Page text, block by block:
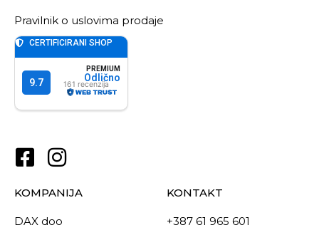
Pravilnik o uslovima prodaje
KOMPANIJA
DAX doo
KONTAKT
+387 61 965 601